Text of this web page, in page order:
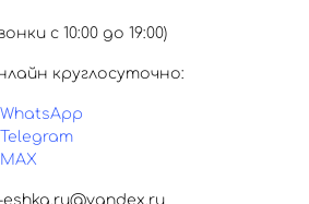
с 10:00 до 19:00)
круглосуточно: